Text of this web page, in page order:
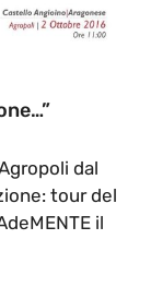
dal
tour del
il